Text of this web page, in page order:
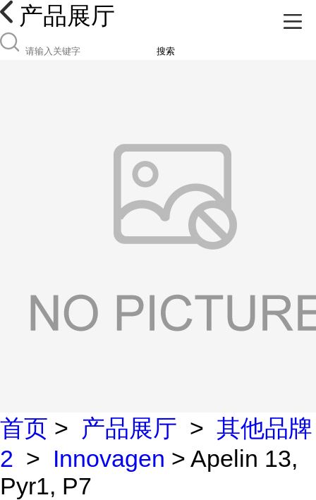
产品展厅
搜索
首页 > 产品展厅 > 其他品牌
2 > Innovagen > Apelin 13,
Pyr1, P7